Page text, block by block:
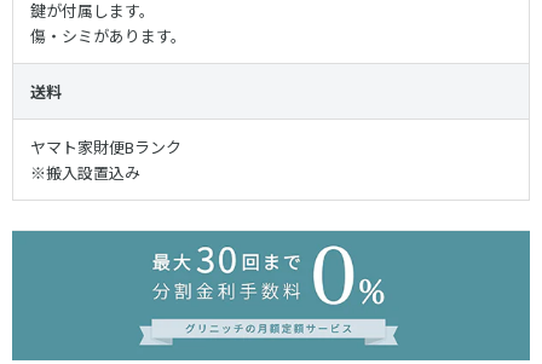
鍵が付属します。
傷・シミがあります。
送料
ヤマト家財便Bランク
※搬入設置込み